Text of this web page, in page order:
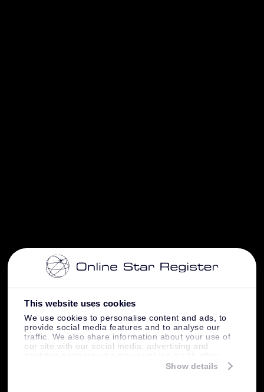
This website uses cookies
We use cookies to personalise content and ads, to
provide social media features and to analyse our
traffic. We also share information about your use of
our site with our social media, advertising and
information that you’ve provided to them or that
Show details